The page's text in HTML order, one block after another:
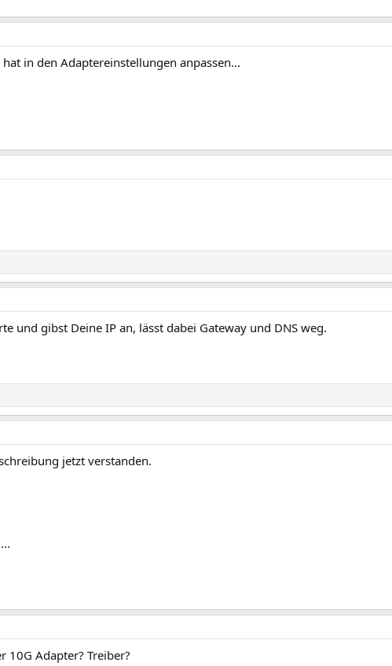
in den Adaptereinstellungen anpassen...
und gibst Deine IP an, lässt dabei Gateway und DNS weg.
jetzt verstanden.
10G Adapter? Treiber?